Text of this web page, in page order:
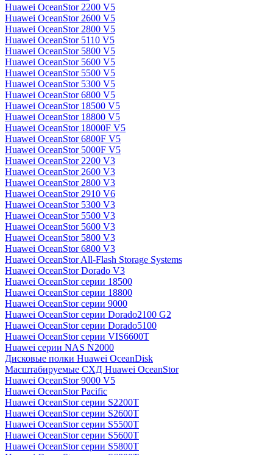
Huawei OceanStor 2200 V5
Huawei OceanStor 2600 V5
Huawei OceanStor 2800 V5
Huawei OceanStor 5110 V5
Huawei OceanStor 5800 V5
Huawei OceanStor 5600 V5
Huawei OceanStor 5500 V5
Huawei OceanStor 5300 V5
Huawei OceanStor 6800 V5
Huawei OceanStor 18500 V5
Huawei OceanStor 18800 V5
Huawei OceanStor 18000F V5
Huawei OceanStor 6800F V5
Huawei OceanStor 5000F V5
Huawei OceanStor 2200 V3
Huawei OceanStor 2600 V3
Huawei OceanStor 2800 V3
Huawei OceanStor 2910 V6
Huawei OceanStor 5300 V3
Huawei OceanStor 5500 V3
Huawei OceanStor 5600 V3
Huawei OceanStor 5800 V3
Huawei OceanStor 6800 V3
Huawei OceanStor All-Flash Storage Systems
Huawei OceanStor Dorado V3
Huawei OceanStor серии 18500
Huawei OceanStor серии 18800
Huawei OceanStor серии 9000
Huawei OceanStor серии Dorado2100 G2
Huawei OceanStor серии Dorado5100
Huawei OceanStor серии VIS6600T
Huawei серии NAS N2000
Дисковые полки Huawei OceanDisk
Масштабируемые СХД Huawei OceanStor
Huawei OceanStor 9000 V5
Huawei OceanStor Pacific
Huawei OceanStor серии S2200T
Huawei OceanStor серии S2600T
Huawei OceanStor серии S5500T
Huawei OceanStor серии S5600T
Huawei OceanStor серии S5800T